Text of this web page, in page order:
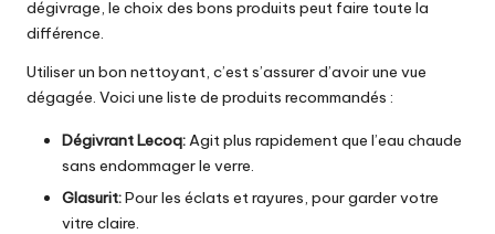
dégivrage, le choix des bons produits peut faire toute la
différence.
Utiliser un bon nettoyant, c’est s’assurer d’avoir une vue
dégagée. Voici une liste de produits recommandés :
Dégivrant Lecoq:Agit plus rapidement que l’eau chaude
sans endommager le verre.
Glasurit:Pour les éclats et rayures, pour garder votre
vitre claire.